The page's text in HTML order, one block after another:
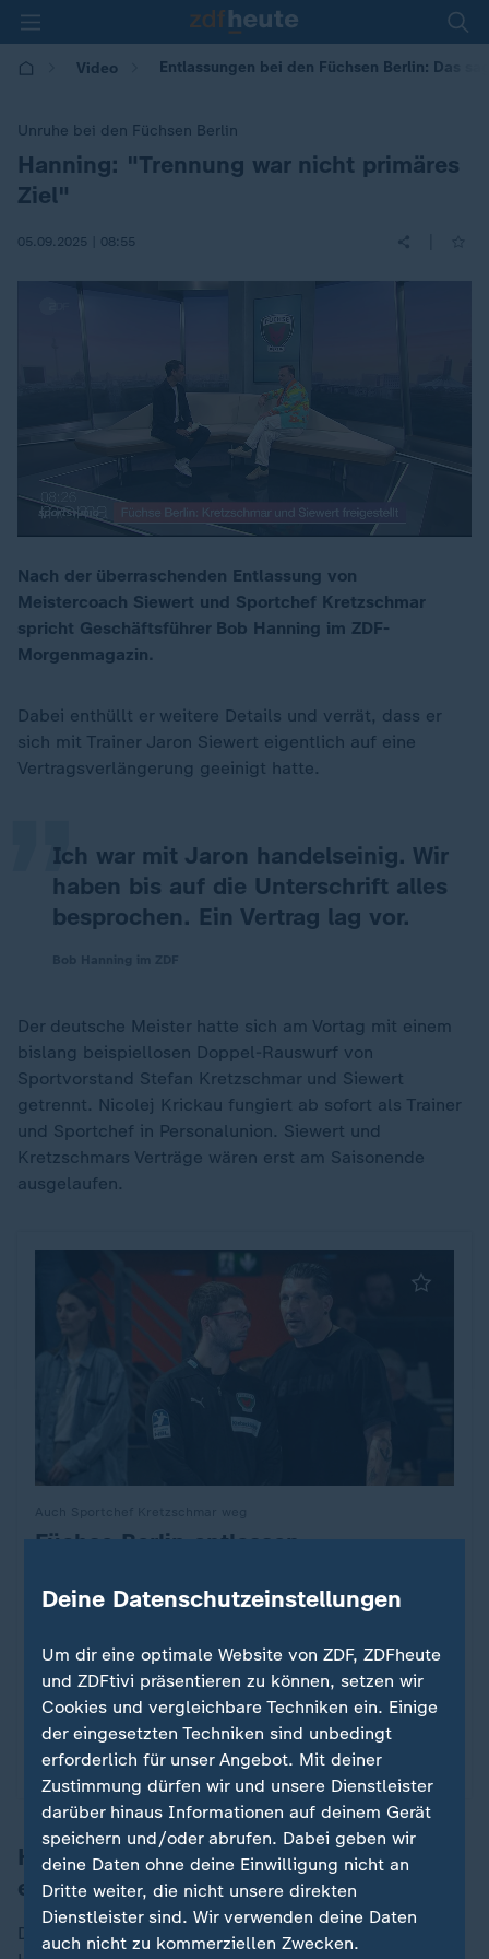
Video Entlassungen bei den Füchsen Berlin: Das
Unruhe bei den Füchsen Berlin
:Hanning: "Trennung war nicht primäres
Ziel"
05.09.2025 | 08:55
00:12
Nach der überraschenden Entlassung von
Meistercoach Siewert und Sportchef Kretzschmar
spricht Geschäftsführer Bob Hanning im ZDF-
Morgenmagazin.
Dabei enthüllt er weitere Details und verrät, dass er
sich mit Trainer Jaron Siewert eigentlich auf eine
Vertragsverlängerung geeinigt hatte.
Ich war mit Jaron handelseinig. Wir
haben bis auf die Unterschrift alles
besprochen. Ein Vertrag lag vor.
„
Der deutsche Meister hatte sich am Vortag mit einem
bislang beispiellosen Doppel-Rauswurf von
Sportvorstand Stefan Kretzschmar und Siewert
getrennt. Nicolej Krickau fungiert ab sofort als Trainer
und Sportchef in Personalunion. Siewert und
Kretzschmars Verträge wären erst am Saisonende
ausgelaufen.
:Füchse Berlin entlassen
Spitzenspiel gegen den SC Magdeburg von
Sportchef Kretzschmar und Meistercoach Jaron
Siewert. Nicolej Krickau übernimmt als neuer
Trainer.
mit Video1:23
Hanning: Ich kann mich nur
entschuldigen
Die weitere Zusammenarbeit mit Siewert wollte
Deine Datenschutzeinstellungen
Um dir eine optimale Website von ZDF, ZDFheute
und ZDFtivi präsentieren zu können, setzen wir
Cookies und vergleichbare Techniken ein. Einige
der eingesetzten Techniken sind unbedingt
erforderlich für unser Angebot. Mit deiner
Zustimmung dürfen wir und unsere Dienstleister
darüber hinaus Informationen auf deinem Gerät
speichern und/oder abrufen. Dabei geben wir
deine Daten ohne deine Einwilligung nicht an
Dritte weiter, die nicht unsere direkten
Dienstleister sind. Wir verwenden deine Daten
auch nicht zu kommerziellen Zwecken.